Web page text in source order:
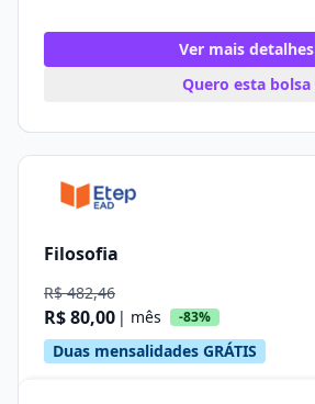
Ver mais detalhes
Quero esta bolsa
Filosofia
R$ 482,46
R$ 80,00 | mês -83%
Duas mensalidades GRÁTIS